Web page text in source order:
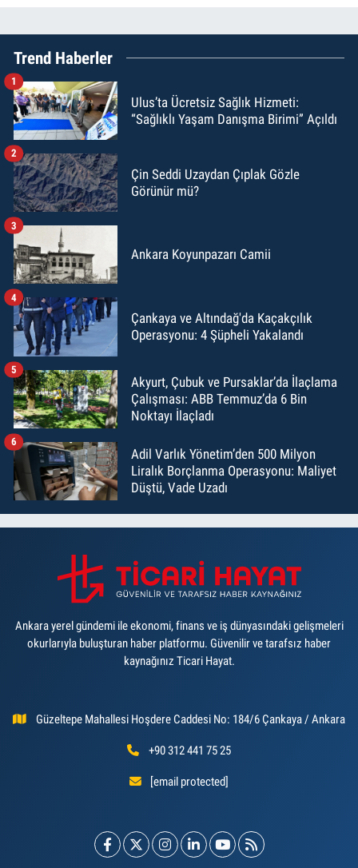
Trend Haberler
Ulus’ta Ücretsiz Sağlık Hizmeti:
“Sağlıklı Yaşam Danışma Birimi” Açıldı
1
Çin Seddi Uzaydan Çıplak Gözle
Görünür mü?
2
Ankara Koyunpazarı Camii
3
Çankaya ve Altındağ'da Kaçakçılık
Operasyonu: 4 Şüpheli Yakalandı
4
Akyurt, Çubuk ve Pursaklar’da İlaçlama
Çalışması: ABB Temmuz’da 6 Bin
Noktayı İlaçladı
5
Adil Varlık Yönetim’den 500 Milyon
Liralık Borçlanma Operasyonu: Maliyet
Düştü, Vade Uzadı
6
Ankara yerel gündemi ile ekonomi, finans ve iş dünyasındaki gelişmeleri
okurlarıyla buluşturan haber platformu. Güvenilir ve tarafsız haber
kaynağınız Ticari Hayat.
Güzeltepe Mahallesi Hoşdere Caddesi No: 184/6 Çankaya / Ankara
+90 312 441 75 25
[email protected]